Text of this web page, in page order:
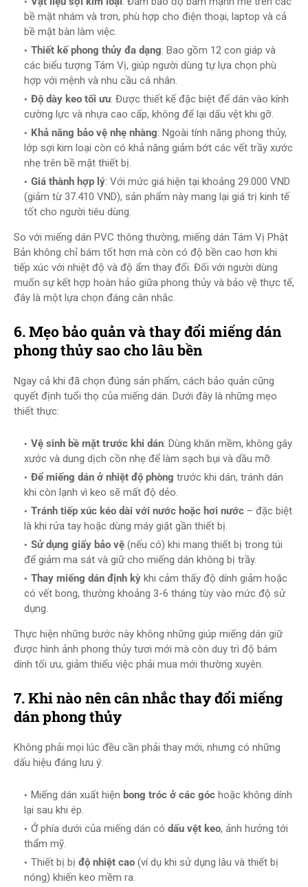
bề mặt nhám và trơn, phù hợp cho điện thoại, laptop và cả
bề mặt bàn làm việc.
Thiết kế phong thủy đa dạng: Bao gồm 12 con giáp và
các biểu tượng Tám Vị, giúp người dùng tự lựa chọn phù
hợp với mệnh và nhu cầu cá nhân.
Độ dày keo tối ưu: Được thiết kế đặc biệt để dán vào kính
cường lực và nhựa cao cấp, không để lại dấu vệt khi gỡ.
Khả năng bảo vệ nhẹ nhàng: Ngoài tính năng phong thủy,
lớp sợi kim loại còn có khả năng giảm bớt các vết trầy xước
nhẹ trên bề mặt thiết bị.
Giá thành hợp lý: Với mức giá hiện tại khoảng 29.000 VND
(giảm từ 37.410 VND), sản phẩm này mang lại giá trị kinh tế
tốt cho người tiêu dùng.
So với miếng dán PVC thông thường, miếng dán Tám Vị Phật
Bản không chỉ bám tốt hơn mà còn có độ bền cao hơn khi
tiếp xúc với nhiệt độ và độ ẩm thay đổi. Đối với người dùng
muốn sự kết hợp hoàn hảo giữa phong thủy và bảo vệ thực tế,
đây là một lựa chọn đáng cân nhắc.
6. Mẹo bảo quản và thay đổi miếng dán
phong thủy sao cho lâu bền
Ngay cả khi đã chọn đúng sản phẩm, cách bảo quản cũng
quyết định tuổi thọ của miếng dán. Dưới đây là những mẹo
thiết thực:
Vệ sinh bề mặt trước khi dán: Dùng khăn mềm, không gây
xước và dung dịch cồn nhẹ để làm sạch bụi và dầu mỡ.
Để miếng dán ở nhiệt độ phòng trước khi dán, tránh dán
khi còn lạnh vì keo sẽ mất độ dẻo.
Tránh tiếp xúc kéo dài với nước hoặc hơi nước – đặc biệt
là khi rửa tay hoặc dùng máy giặt gần thiết bị.
Sử dụng giấy bảo vệ (nếu có) khi mang thiết bị trong túi
để giảm ma sát và giữ cho miếng dán không bị trầy.
Thay miếng dán định kỳ khi cảm thấy độ dính giảm hoặc
có vết bong, thường khoảng 3-6 tháng tùy vào mức độ sử
dụng.
Thực hiện những bước này không những giúp miếng dán giữ
được hình ảnh phong thủy tươi mới mà còn duy trì độ bám
dính tối ưu, giảm thiểu việc phải mua mới thường xuyên.
7. Khi nào nên cân nhắc thay đổi miếng
dán phong thủy
Không phải mọi lúc đều cần phải thay mới, nhưng có những
dấu hiệu đáng lưu ý:
Miếng dán xuất hiện bong tróc ở các góc hoặc không dính
lại sau khi ép.
Ở phía dưới của miếng dán có dấu vệt keo, ảnh hưởng tới
thẩm mỹ.
Thiết bị bị độ nhiệt cao (ví dụ khi sử dụng lâu và thiết bị
nóng) khiến keo mềm ra.